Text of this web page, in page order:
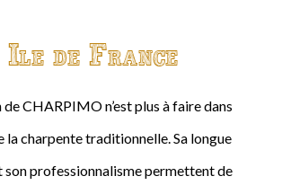
de France
CHARPIMO n’est plus à faire dans
la charpente traditionnelle. Sa longue
son professionnalisme permettent de